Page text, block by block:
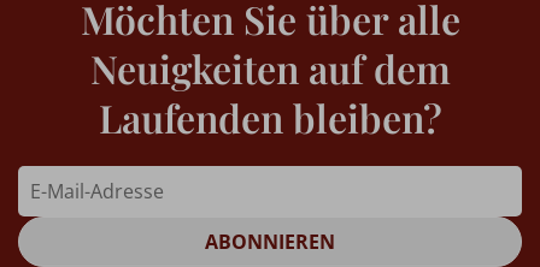
Möchten Sie über alle
Neuigkeiten auf dem
Laufenden bleiben?